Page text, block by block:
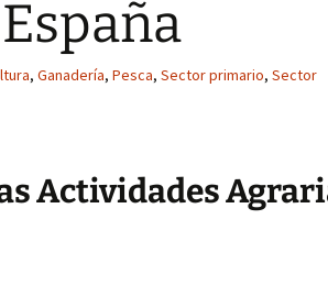
, Ganadería, Pesca, Sector primario, Sector
Actividades